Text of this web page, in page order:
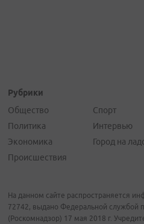
Рубрики
Общество
Политика
Экономика
Происшествия
Спорт
Интервью
Город на
На данном сайте распространяется
72742, выдано Федеральной службой
(Роскомнадзор) 17 мая 2018 г.